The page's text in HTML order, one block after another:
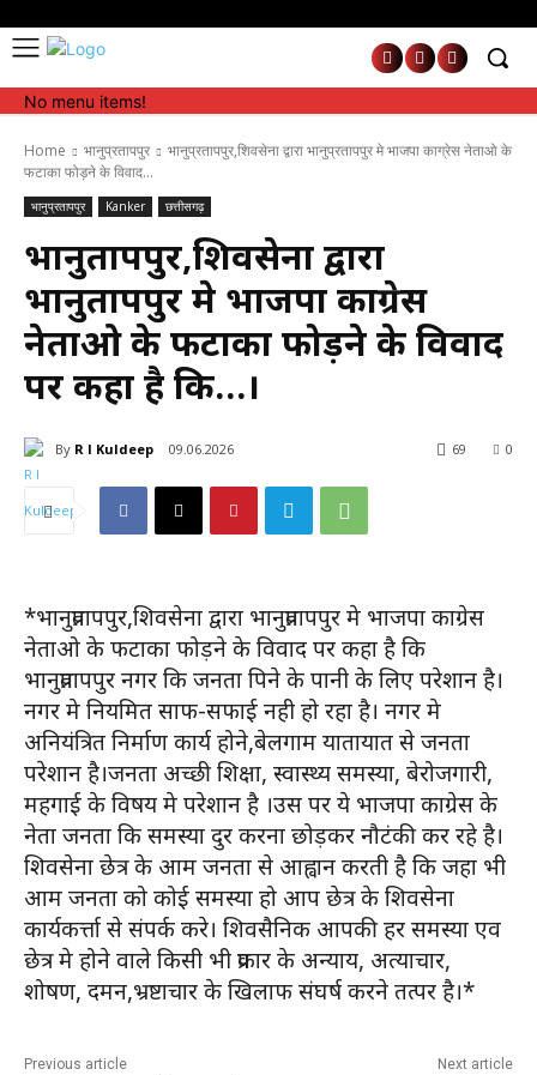
No menu items!
Home भानुप्रतापपुर
भानुप्रतापपुर,शिवसेना द्वारा भानुप्रतापपुर मे भाजपा काग्रेस नेताओ के
फटाका फोड़ने के विवाद...
भानुप्रतापपुर Kanker छत्तीसगढ़
भानुप्रतापपुर,शिवसेना द्वारा
भानुप्रतापपुर मे भाजपा काग्रेस
नेताओ के फटाका फोड़ने के विवाद
पर कहा है कि…।
By R l Kuldeep 09.06.2026 0
69
*भानुप्रतापपुर,शिवसेना द्वारा भानुप्रतापपुर मे भाजपा काग्रेस
नेताओ के फटाका फोड़ने के विवाद पर कहा है कि
भानुप्रतापपुर नगर कि जनता पिने के पानी के लिए परेशान है।
नगर मे नियमित साफ-सफाई नही हो रहा है। नगर मे
अनियंत्रित निर्माण कार्य होने,बेलगाम यातायात से जनता
परेशान है।जनता अच्छी शिक्षा, स्वास्थ्य समस्या, बेरोजगारी,
महगाई के विषय मे परेशान है ।उस पर ये भाजपा काग्रेस के
नेता जनता कि समस्या दुर करना छोड़कर नौटंकी कर रहे है।
शिवसेना छेत्र के आम जनता से आह्वान करती है कि जहा भी
आम जनता को कोई समस्या हो आप छेत्र के शिवसेना
कार्यकर्त्ता से संपर्क करे। शिवसैनिक आपकी हर समस्या एव
छेत्र मे होने वाले किसी भी प्रकार के अन्याय, अत्याचार,
शोषण, दमन,भ्रष्टाचार के खिलाफ संघर्ष करने तत्पर है।*
Previous article Next article